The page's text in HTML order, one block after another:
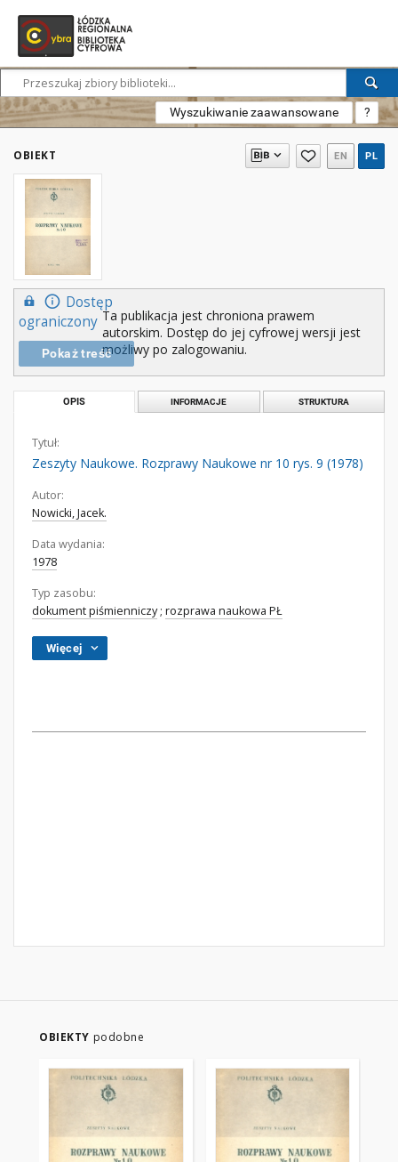
Wyszukiwanie zaawansowane ?
OBIEKT EN PL
Dostęp
ograniczony
Pokaż treść
Ta publikacja jest chroniona prawem
autorskim. Dostęp do jej cyfrowej wersji jest
możliwy po zalogowaniu.
OPIS INFORMACJE STRUKTURA
Tytuł:
Zeszyty Naukowe. Rozprawy Naukowe nr 10 rys. 9 (1978)
Autor:
Nowicki, Jacek.
Data wydania:
1978
Typ zasobu:
dokument piśmienniczy; rozprawa naukowa PŁ
Więcej
OBIEKTY podobne